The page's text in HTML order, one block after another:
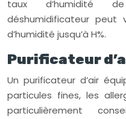
taux d’humidité
déshumidificateur
d’humidité jusqu’à H%.
Purificateur
Un purificateur d’air
particules fines, les
particulièrement